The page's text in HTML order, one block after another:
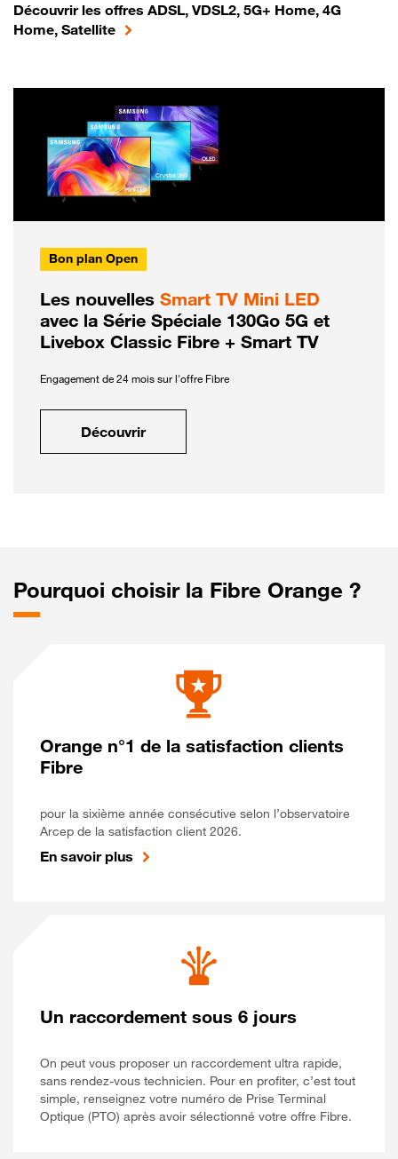
Découvrir les offres ADSL, VDSL2, 5G+ Home, 4G
Home, Satellite
Bon plan Open
Les nouvelles Smart TV Mini LED
avec la Série Spéciale 130Go 5G et
Livebox Classic Fibre + Smart TV
Engagement de 24 mois sur l'offre Fibre
Découvrir
Pourquoi choisir la Fibre Orange ?
Orange n°1 de la satisfaction clients
Fibre
pour la sixième année consécutive selon l’observatoire
Arcep de la satisfaction client 2026.
En savoir plus
Un raccordement sous 6 jours
On peut vous proposer un raccordement ultra rapide,
sans rendez-vous technicien. Pour en profiter, c’est tout
simple, renseignez votre numéro de Prise Terminal
Optique (PTO) après avoir sélectionné votre offre Fibre.